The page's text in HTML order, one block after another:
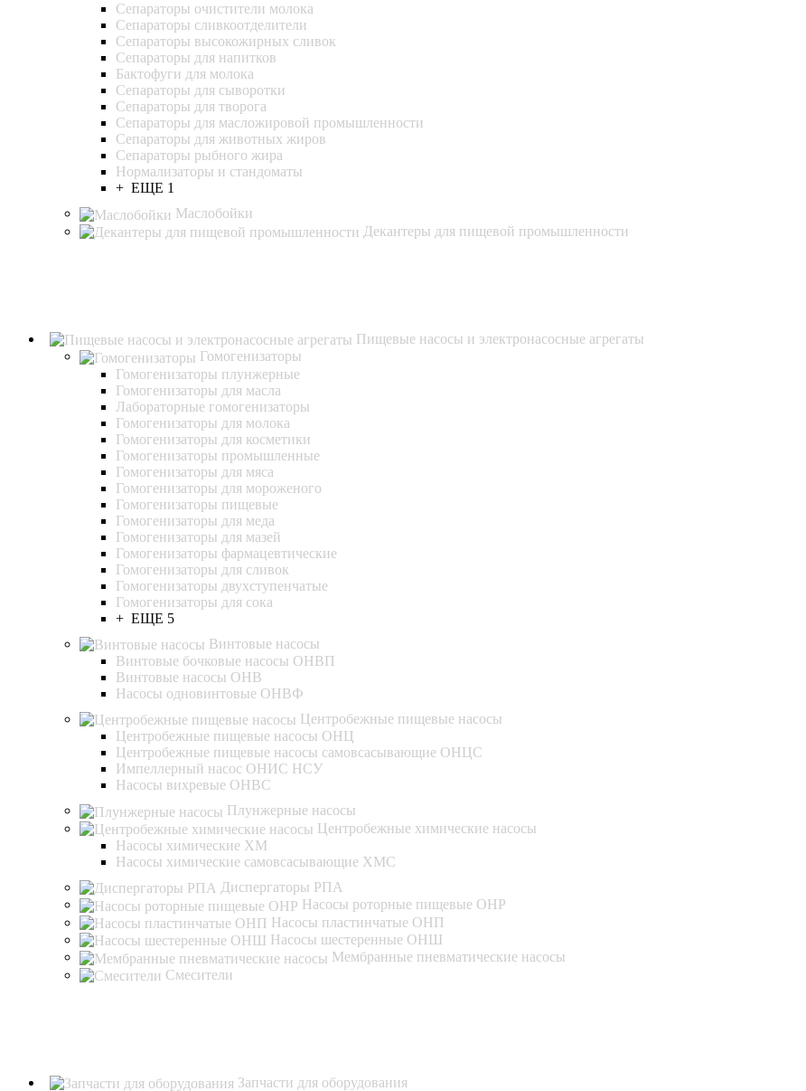
Сепараторы очистители молока
Сепараторы сливкоотделители
Сепараторы высокожирных сливок
Сепараторы для напитков
Бактофуги для молока
Сепараторы для сыворотки
Сепараторы для творога
Сепараторы для масложировой промышленности
Сепараторы для животных жиров
Сепараторы рыбного жира
Нормализаторы и стандоматы
+ ЕЩЕ 1
Маслобойки
Декантеры для пищевой промышленности
Пищевые насосы и электронасосные агрегаты
Гомогенизаторы
Гомогенизаторы плунжерные
Гомогенизаторы для масла
Лабораторные гомогенизаторы
Гомогенизаторы для молока
Гомогенизаторы для косметики
Гомогенизаторы промышленные
Гомогенизаторы для мяса
Гомогенизаторы для мороженого
Гомогенизаторы пищевые
Гомогенизаторы для меда
Гомогенизаторы для мазей
Гомогенизаторы фармацевтические
Гомогенизаторы для сливок
Гомогенизаторы двухступенчатые
Гомогенизаторы для сока
+ ЕЩЕ 5
Винтовые насосы
Винтовые бочковые насосы ОНВП
Винтовые насосы ОНВ
Насосы одновинтовые ОНВФ
Центробежные пищевые насосы
Центробежные пищевые насосы ОНЦ
Центробежные пищевые насосы самовсасывающие ОНЦС
Импеллерный насос ОНИС НСУ
Насосы вихревые ОНВС
Плунжерные насосы
Центробежные химические насосы
Насосы химические ХМ
Насосы химические самовсасывающие ХМС
Диспергаторы РПА
Насосы роторные пищевые ОНР
Насосы пластинчатые ОНП
Насосы шестеренные ОНШ
Мембранные пневматические насосы
Смесители
Запчасти для оборудования